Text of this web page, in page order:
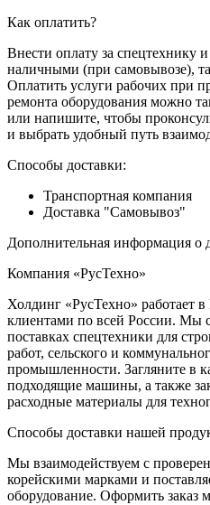
Как оплатить?
Внести оплату за спецтехнику
наличными (при самовывозе),
Оплатить услуги рабочих при
ремонта оборудования можно
или напишите, чтобы
и выбрать удобный путь
Способы доставки:
Транспортная компания
Доставка "Самовывоз"
Дополнительная информация о
Компания «РусТехно»
Холдинг «РусТехно» работает
клиентами по всей России. Мы
поставках спецтехники для
работ, сельского и
промышленности. Загляните в
подходящие машины, а также
расходные материалы для
Способы доставки нашей
Мы взаимодействуем с
корейскими марками и
оборудование. Оформить заказ